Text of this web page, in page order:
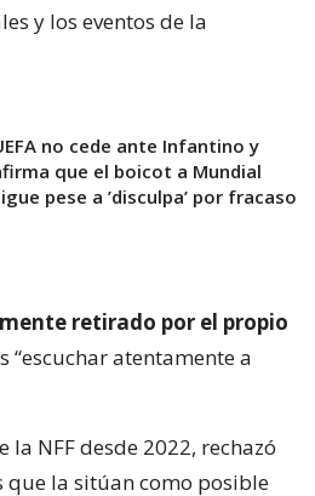
y los eventos de la
no cede ante Infantino y
que el boicot a Mundial
pese a ’disculpa’ por fracaso
retirado por el propio
“escuchar atentamente a
la NFF desde 2022, rechazó
la sitúan como posible